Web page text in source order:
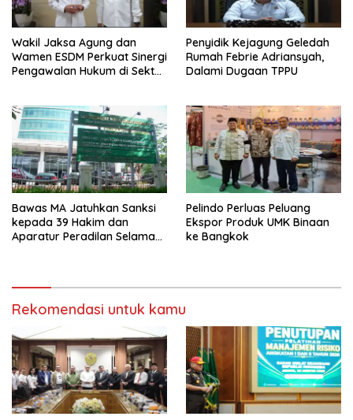
Wakil Jaksa Agung dan
Wamen ESDM Perkuat Sinergi
Pengawalan Hukum di Sektor
Penyidik Kejagung Geledah
Rumah Febrie Adriansyah,
Dalami Dugaan TPPU
Bawas MA Jatuhkan Sanksi
kepada 39 Hakim dan
Aparatur Peradilan Selama
Pelindo Perluas Peluang
Ekspor Produk UMK Binaan
ke Bangkok
Rekomendasi untuk kamu